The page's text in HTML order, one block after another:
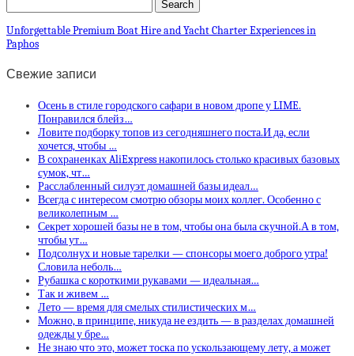
Unforgettable Premium Boat Hire and Yacht Charter Experiences in
Paphos
Свежие записи
Осень в стиле городского сафари в новом дропе у LIME.
Понравился блейз…
Ловите подборку топов из сегодняшнего поста.И да, если
хочется, чтобы …
В сохраненках AliExpress накопилось столько красивых базовых
сумок, чт…
Расслабленный силуэт домашней базы идеал…
Всегда с интересом смотрю обзоры моих коллег. Особенно с
великолепным …
Секрет хорошей базы не в том, чтобы она была скучной.А в том,
чтобы ут…
Подсолнух и новые тарелки — спонсоры моего доброго утра!
Словила неболь…
Рубашка с короткими рукавами — идеальная…
Так и живем …
Лето — время для смелых стилистических м…
Можно, в принципе, никуда не ездить — в разделах домашней
одежды у бре…
Не знаю что это, может тоска по ускользающему лету, а может